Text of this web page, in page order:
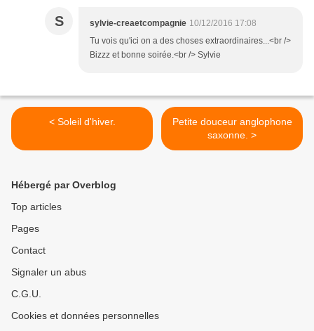
S sylvie-creaetcompagnie 10/12/2016 17:08
Tu vois qu'ici on a des choses extraordinaires...<br />
Bizzz et bonne soirée.<br /> Sylvie
< Soleil d'hiver.
Petite douceur anglophone
saxonne. >
Hébergé par Overblog
Top articles
Pages
Contact
Signaler un abus
C.G.U.
Cookies et données personnelles